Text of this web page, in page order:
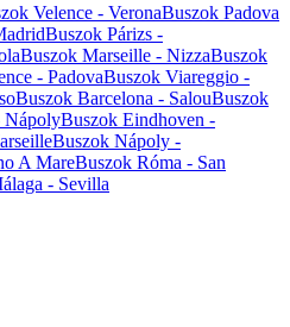
Velence - VeronaBuszok Padova
Buszok Párizs -
Buszok Marseille - NizzaBuszok
- PadovaBuszok Viareggio -
Buszok Barcelona - SalouBuszok
NápolyBuszok Eindhoven -
Buszok Nápoly -
A MareBuszok Róma - San
- Sevilla